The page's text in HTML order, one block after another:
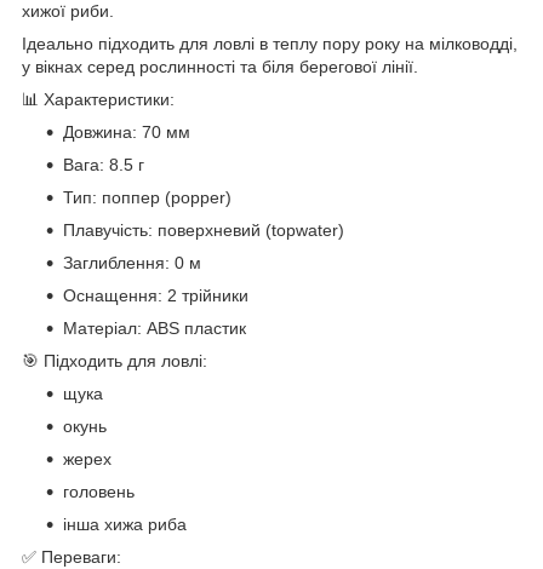
хижої риби.
Ідеально підходить для ловлі в теплу пору року на мілководді,
у вікнах серед рослинності та біля берегової лінії.
📊 Характеристики:
Довжина: 70 мм
Вага: 8.5 г
Тип: поппер (popper)
Плавучість: поверхневий (topwater)
Заглиблення: 0 м
Оснащення: 2 трійники
Матеріал: ABS пластик
🎯 Підходить для ловлі:
щука
окунь
жерех
головень
інша хижа риба
✅ Переваги: